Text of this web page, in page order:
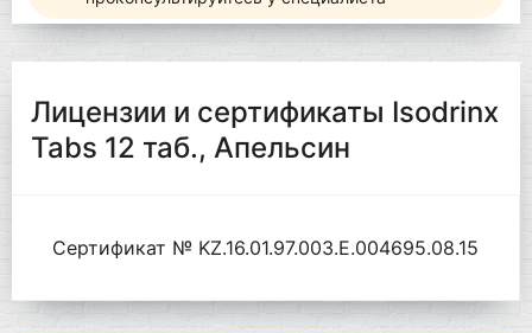
Лицензии и сертификаты Isodrinx
Tabs 12 таб., Апельсин
Сертификат № KZ.16.01.97.003.Е.004695.08.15